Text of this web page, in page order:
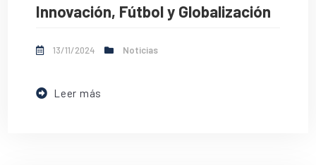
Innovación, Fútbol y Globalización
13/11/2024 Noticias
Leer más